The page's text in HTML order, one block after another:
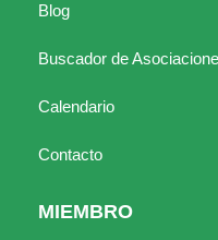
Blog
Buscador de
Calendario
Contacto
MIEMBRO